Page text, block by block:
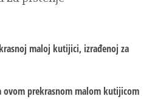
maloj kutijici, izrađenoj za
ovom prekrasnom malom kutijicom